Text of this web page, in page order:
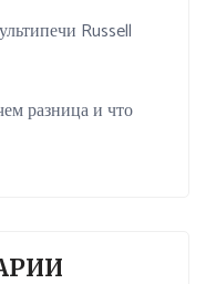
Russell
разница и что